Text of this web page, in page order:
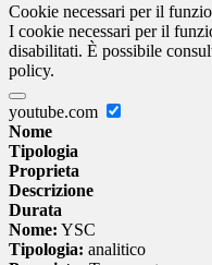
Cookie necessari per il
I cookie necessari per il
disabilitati. È possibile
policy.
youtube.com
Nome
Tipologia
Proprieta
Descrizione
Durata
Nome: YSC
Tipologia: analitico